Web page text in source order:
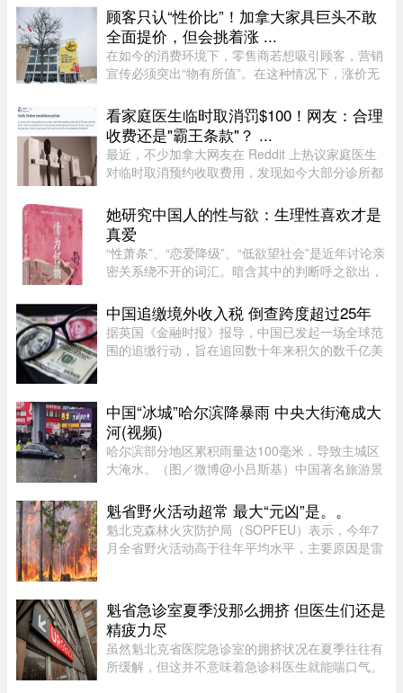
大人表示，即使美国酒类重新摆上货架，他们也不
太可能购买。 ...
顾客只认“性价比”！加拿大家具巨头不敢
全面提价，但会挑着涨 ...
在如今的消费环境下，零售商若想吸引顾客，营销
宣传必须突出“物有所值”。在这种情况下，涨价无
持续挤压利润空间，Leon’s Furniture Ltd.（LNF-
T）的管理层表示，公 ...
看家庭医生临时取消罚$100！网友：合理
收费还是"霸王条款"？ ...
最近，不少加拿大网友在 Reddit 上热议家庭医生
对临时取消预约收取费用，发现如今大部分诊所都
$60至$100之间。多名网友表示，这类收费政策其
实已经实行十年以上，$60 ...
她研究中国人的性与欲：生理性喜欢才是
真爱
“性萧条”、“恋爱降级”、“低欲望社会”是近年讨论亲
密关系绕不开的词汇。暗含其中的判断呼之欲出，
学教授吴存存，却对这一普遍的直觉保持怀疑。她
认为，欲望绝不会 ...
中国追缴境外收入税 倒查跨度超过25年
据英国《金融时报》报导，中国已发起一场全球范
围的追缴行动，旨在追回数十年来积欠的数千亿美
资本利得及投资的审查—— ...
中国“冰城”哈尔滨降暴雨 中央大街淹成大
河(视频)
哈尔滨部分地区累积雨量达100毫米，导致主城区
大淹水。（图／微博@小吕斯基）中国著名旅游景
雨量达100毫米，导致主城区大淹水。游客最爱逛
的中央大街，也积水严重。民众 ...
魁省野火活动超常 最大“元凶”是。。
魁北克森林火灾防护局（SOPFEU）表示，今年7
月全省野火活动高于往年平均水平，主要原因是雷
均为66起火灾，受影响面积约111 ...
魁省急诊室夏季没那么拥挤 但医生们还是
精疲力尽
虽然魁北克省医院急诊室的拥挤状况在夏季往往有
所缓解，但这并不意味着急诊科医生就能喘口气。